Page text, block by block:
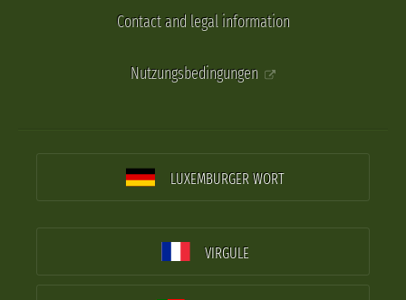
Contact and legal information
Nutzungsbedingungen
LUXEMBURGER WORT
VIRGULE